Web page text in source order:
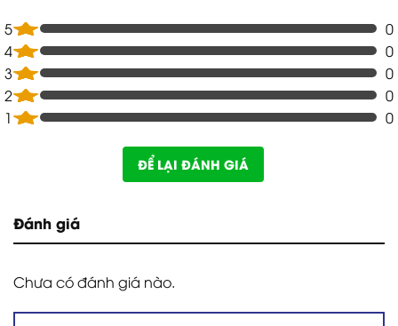
5
0
4
0
3
0
2
0
1
0
ĐỂ LẠI ĐÁNH GIÁ
Đánh giá
Chưa có đánh giá nào.